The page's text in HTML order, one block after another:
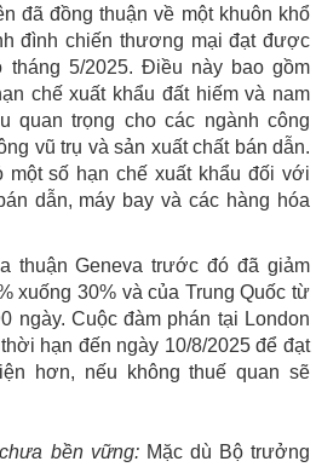
đã đồng thuận về một khuôn khổ
đình chiến thương mại đạt được
5/2025. Điều này bao gồm
chế xuất khẩu đất hiếm và nam
quan trọng cho các ngành công
vũ trụ và sản xuất chất bán dẫn.
số hạn chế xuất khẩu đối với
dẫn, máy bay và các hàng hóa
thuận Geneva trước đó đã giảm
xuống 30% và của Trung Quốc từ
ngày. Cuộc đàm phán tại London
hạn đến ngày 10/8/2025 để đạt
hơn, nếu không thuế quan sẽ
bền vững:Mặc dù Bộ trưởng